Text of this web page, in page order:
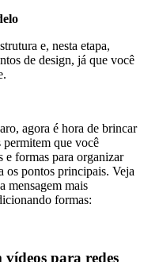
e, nesta etapa,
de design, já que você
agora é hora de brincar
permitem que você
e formas para organizar
os pontos principais. Veja
mensagem mais
formas:
vídeos para redes